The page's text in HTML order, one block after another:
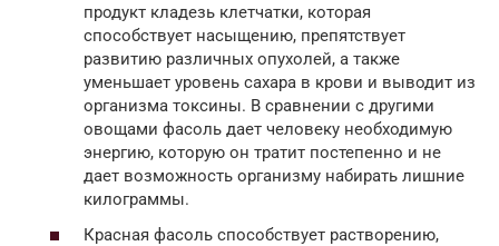
продукт кладезь клетчатки, которая
способствует насыщению, препятствует
развитию различных опухолей, а также
уменьшает уровень сахара в крови и выводит из
организма токсины. В сравнении с другими
овощами фасоль дает человеку необходимую
энергию, которую он тратит постепенно и не
дает возможность организму набирать лишние
килограммы.
Красная фасоль способствует растворению,